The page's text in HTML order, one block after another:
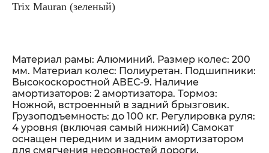
Trix Mauran (зеленый)
Материал рамы: Алюминий. Размер колес: 200
мм. Материал колес: Полиуретан. Подшипники:
Высокоскоростной АВЕС-9. Наличие
амортизаторов: 2 амортизатора. Тормоз:
Ножной, встроенный в задний брызговик.
Грузоподъемность: до 100 кг. Регулировка руля:
4 уровня (включая самый нижний) Самокат
оснащен передним и задним амортизатором
для смягчения неровностей дороги,